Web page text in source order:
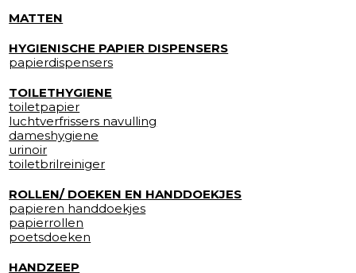
MATTEN
HYGIENISCHE PAPIER DISPENSERS
papierdispensers
TOILETHYGIENE
toiletpapier
luchtverfrissers navulling
dameshygiene
urinoir
toiletbrilreiniger
ROLLEN/ DOEKEN EN HANDDOEKJES
papieren handdoekjes
papierrollen
poetsdoeken
HANDZEEP